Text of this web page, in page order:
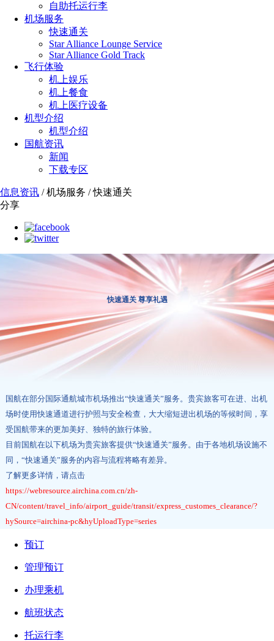
自助托运行李
机场服务
快速通关
Star Alliance Lounge Service
Star Alliance Gold Track
飞行体验
机上娱乐
机上餐食
机上医疗设备
机型介绍
机型介绍
国航资讯
新闻
下载专区
信息资讯 / 机场服务 / 快速通关
分享
快速通关 尊享礼遇
国航在部分国际通航城市机场推出“快速通关”服务。贵宾旅客可在进、出机
场时使用快速通道进行护照与安全检查，大大缩短进出机场的等候时间，享
受国航带来的更加美好、独特的旅行体验。
目前国航在以下机场为贵宾旅客提供“快速通关”服务。由于各地机场设施不
同，“快速通关”服务的内容与流程将略有差异。
了解更多详情，请点击
https://webresource.airchina.com.cn/zh-
CN/content/travel_info/airport_guide/transit/express_customes_clearance/?
hySource=airchina-pc&hyUploadType=series
预订
管理预订
办理乘机
航班状态
托运行李